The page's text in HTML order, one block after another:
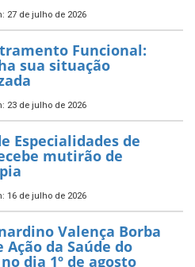
27 de julho de 2026
Funcional:
sua situação
23 de julho de 2026
Especialidades de
mutirão de
16 de julho de 2026
Valença Borba
Ação da Saúde do
dia 1º de agosto